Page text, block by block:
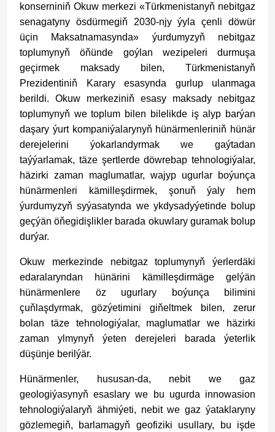
konserniniň Okuw merkezi «Türkmenistanyň nebitgaz
senagatyny ösdürmegiň 2030-njy ýyla çenli döwür
üçin Maksatnamasynda» ýurdumyzyň nebitgaz
toplumynyň öňünde goýlan wezipeleri durmuşa
geçirmek maksady bilen, Türkmenistanyň
Prezidentiniň Karary esasynda gurlup ulanmaga
berildi. Okuw merkeziniň esasy maksady nebitgaz
toplumynyň we toplum bilen bilelikde iş alyp barýan
daşary ýurt kompaniýalarynyň hünärmenleriniň hünär
derejelerini ýokarlandyrmak we gaýtadan
taýýarlamak, täze şertlerde döwrebap tehnologiýalar,
häzirki zaman maglumatlar, wajyp ugurlar boýunça
hünärmenleri kämilleşdirmek, şonuň ýaly hem
ýurdumyzyň syýasatynda we ykdysadyýetinde bolup
geçýän öňegidişlikler barada okuwlary guramak bolup
durýar.
Okuw merkezinde nebitgaz toplumynyň ýerlerdäki
edaralaryndan hünärini kämilleşdirmäge gelýän
hünärmenlere öz ugurlary boýunça bilimini
çuňlaşdyrmak, gözýetimini giňeltmek bilen, zerur
bolan täze tehnologiýalar, maglumatlar we häzirki
zaman ylmynyň ýeten derejeleri barada ýeterlik
düşünje berilýär.
Hünärmenler, hususan-da, nebit we gaz
geologiýasynyň esaslary we bu ugurda innowasion
tehnologiýalaryň ähmiýeti, nebit we gaz ýataklaryny
gözlemegiň, barlamagyň geofiziki usullary, bu işde